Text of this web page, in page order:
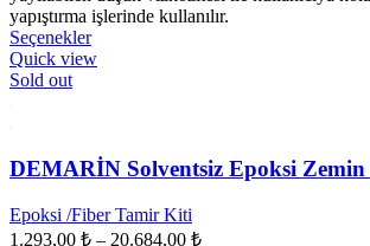
yapıştırma işlerinde kullanılır.
SeçeneklerBu
ürünün
Seçenekler
ürün
sayfasından
seçilebilir
Quick view
Sold out
DEMARİN Solventsiz Epoksi
Epoksi /Fiber Tamir Kiti
1.293,00 ₺ – 20.684,00 ₺Fiyat